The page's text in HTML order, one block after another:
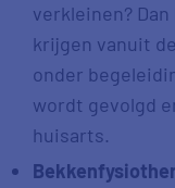
verkleinen?
krijgen vanuit
onder
wordt gevolgd
huisarts.